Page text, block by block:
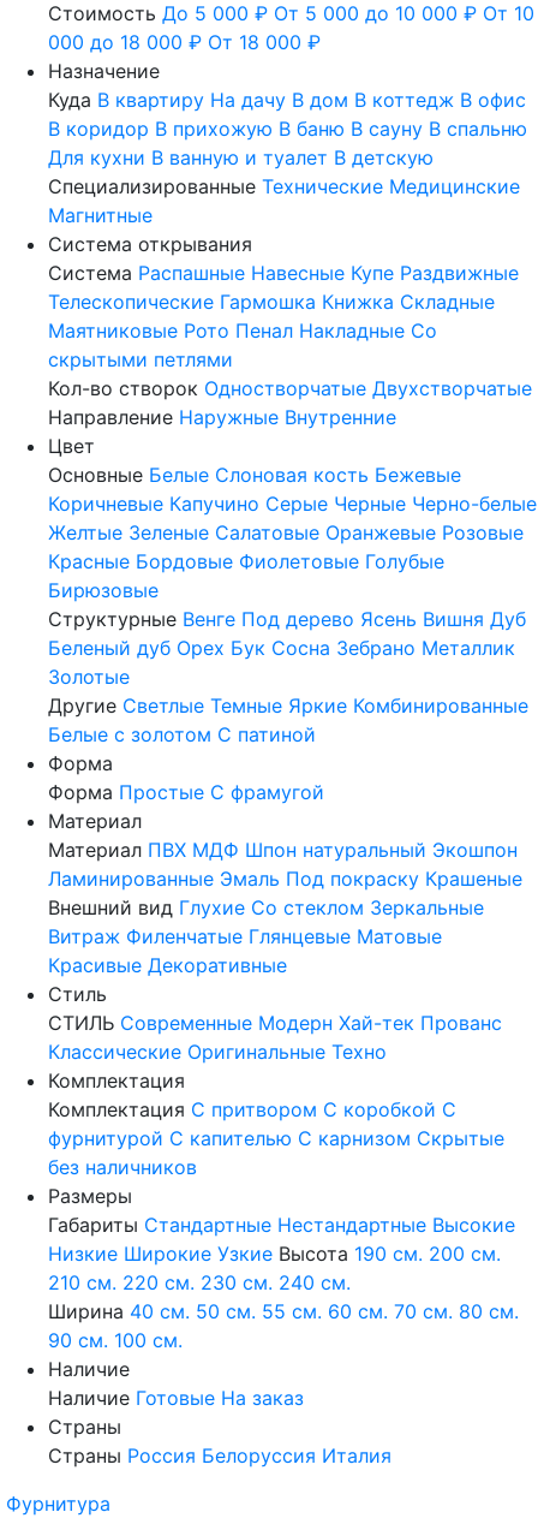
Стоимость До 5 000 ₽ От 5 000 до 10 000 ₽ От 10
000 до 18 000 ₽ От 18 000 ₽
Назначение
Куда В квартиру На дачу В дом В коттедж В офис
В коридор В прихожую В баню В сауну В спальню
Для кухни В ванную и туалет В детскую
Специализированные Технические Медицинские
Магнитные
Система открывания
Система Распашные Навесные Купе Раздвижные
Телескопические Гармошка Книжка Складные
Маятниковые Рото Пенал Накладные Со
скрытыми петлями
Кол-во створок Одностворчатые Двухстворчатые
Направление Наружные Внутренние
Цвет
Основные Белые Слоновая кость Бежевые
Коричневые Капучино Серые Черные Черно-белые
Желтые Зеленые Салатовые Оранжевые Розовые
Красные Бордовые Фиолетовые Голубые
Бирюзовые
Структурные Венге Под дерево Ясень Вишня Дуб
Беленый дуб Орех Бук Сосна Зебрано Металлик
Золотые
Другие Светлые Темные Яркие Комбинированные
Белые с золотом С патиной
Форма
Форма Простые С фрамугой
Материал
Материал ПВХ МДФ Шпон натуральный Экошпон
Ламинированные Эмаль Под покраску Крашеные
Внешний вид Глухие Со стеклом Зеркальные
Витраж Филенчатые Глянцевые Матовые
Красивые Декоративные
Стиль
СТИЛЬ Современные Модерн Хай-тек Прованс
Классические Оригинальные Техно
Комплектация
Комплектация С притвором С коробкой С
фурнитурой С капителью С карнизом Скрытые
без наличников
Размеры
Габариты Стандартные Нестандартные Высокие
Низкие Широкие Узкие Высота 190 см. 200 см.
210 см. 220 см. 230 см. 240 см.
Ширина 40 см. 50 см. 55 см. 60 см. 70 см. 80 см.
90 см. 100 см.
Наличие
Наличие Готовые На заказ
Страны
Страны Россия Белоруссия Италия
Фурнитура